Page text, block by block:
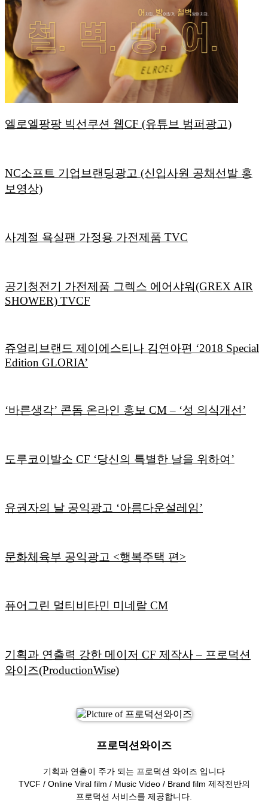
엘로엘팡팡 빅선쿠션 웹CF (유튜브 범퍼광고)
NC소프트 기업브랜딩광고 (신입사원 공채선발 홍
보영상)
사계절 욕실팬 가정용 가전제품 TVC
공기청전기 가전제품 그렉스 에어샤워(GREX AIR
SHOWER) TVCF
쥬얼리브랜드 제이에스티나 김연아편 ‘2018 Special
Edition GLORIA’
‘바른생각’ 콘돔 온라인 홍보 CM – ‘성 의식개선’
도루코이발소 CF ‘당신의 특별한 날을 위하여’
유권자의 날 공익광고 ‘아름다운설레임’
문화체육부 공익광고 <행복주택 편>
퓨어그린 멀티비타민 미네랄 CM
기획과 연출력 강한 메이저 CF 제작사 – 프로덕션
와이즈(ProductionWise)
프로덕션와이즈
기획과 연출이 주가 되는 프로덕션 와이즈 입니다
TVCF / Online Viral film / Music Video / Brand film 제작전반의
프로덕션 서비스를 제공합니다.